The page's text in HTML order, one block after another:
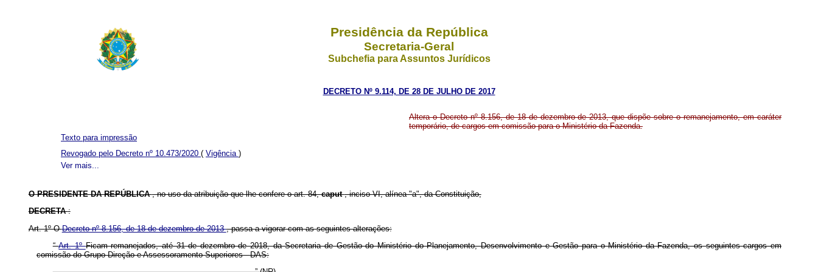
Presidência da República
Secretaria-Geral
Subchefia para Assuntos Jurídicos
DECRETO Nº 9.114, DE 28 DE JULHO DE 2017
Altera o Decreto nº 8.156, de 18 de dezembro de 2013, que dispõe sobre o remanejamento, em caráter
temporário, de cargos em comissão para o Ministério da Fazenda.
Ver mais...
Texto para impressão
Revogado pelo Decreto nº 10.473/2020 ( Vigência )
O PRESIDENTE DA REPÚBLICA, no uso da atribuição que lhe confere o art. 84,caput, inciso VI, alínea "a", da Constituição,
DECRETA:
Art. 1º ODecreto nº 8.156, de 18 de dezembro de 2013, passa a vigorar com as seguintes alterações:
“Art. 1ºFicam remanejados, até 31 de dezembro de 2018, da Secretaria de Gestão do Ministério do Planejamento, Desenvolvimento e Gestão para o Ministério da Fazenda, os seguintes cargos em
comissão do Grupo-Direção e Assessoramento Superiores - DAS: